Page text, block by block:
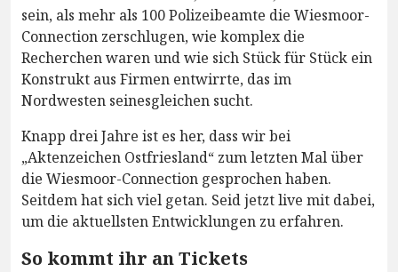
sein, als mehr als 100 Polizeibeamte die Wiesmoor-
Connection zerschlugen, wie komplex die
Recherchen waren und wie sich Stück für Stück ein
Konstrukt aus Firmen entwirrte, das im
Nordwesten seinesgleichen sucht.
Knapp drei Jahre ist es her, dass wir bei
„Aktenzeichen Ostfriesland“ zum letzten Mal über
die Wiesmoor-Connection gesprochen haben.
Seitdem hat sich viel getan. Seid jetzt live mit dabei,
um die aktuellsten Entwicklungen zu erfahren.
So kommt ihr an Tickets